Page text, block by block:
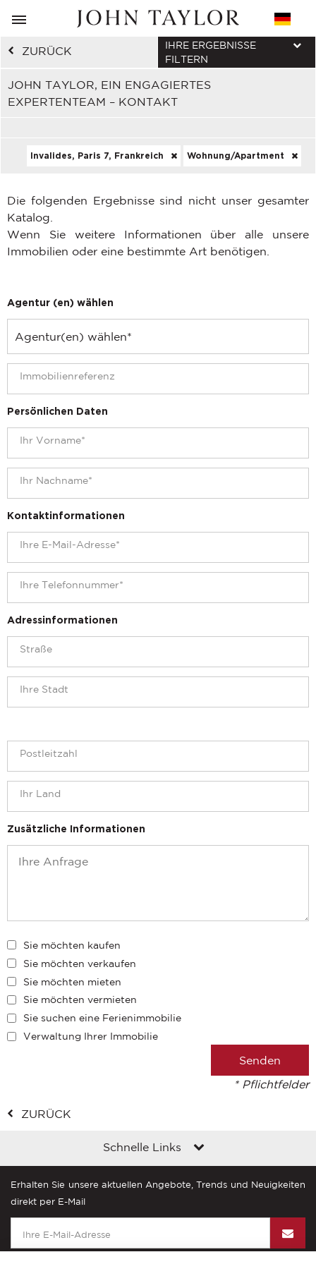
ZURÜCK
JOHN TAYLOR, EIN ENGAGIERTES
EXPERTENTEAM – KONTAKT
IHRE ERGEBNISSE
FILTERN
Invalides, Paris 7, Frankreich Wohnung/Apartment
Die folgenden Ergebnisse sind nicht unser gesamter
Katalog.
Wenn Sie weitere Informationen über alle unsere
Immobilien oder eine bestimmte Art benötigen.
Agentur (en) wählen
Persönlichen Daten
Kontaktinformationen
Adressinformationen
Zusätzliche Informationen
Sie möchten kaufen
Sie möchten verkaufen
Sie möchten mieten
Sie möchten vermieten
Sie suchen eine Ferienimmobilie
Verwaltung Ihrer Immobilie
* Pflichtfelder
ZURÜCK
Schnelle Links
Erhalten Sie unsere aktuellen Angebote, Trends und Neuigkeiten
direkt per E-Mail